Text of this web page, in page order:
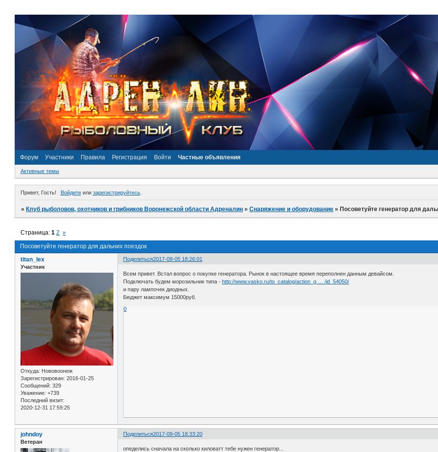
Форум Участники Правила Регистрация Войти Частные объявления
Активные темы
Привет, Гость! Войдитеили зарегистрируйтесь.
» Клуб рыболовов, охотников и грибников Воронежской области Адреналин »Снаряжение и оборудование » Посоветуйте генератор для
Посоветуйте генератор для дальних поездок
Страница:1 2 »
Поделиться2017-09-05 18:26:01
titan_lex
Участник
Откуда: Нововоонеж
Зарегистрирован: 2016-01-25
Сообщений: 329
Уважение: +739
Последний визит:
2020-12-31 17:59:25
Всем привет. Встал вопрос о покупке генератора. Рынок в настоящее время переполнен данным девайсом.
Подключать будем морозильник типа -http://www.vasko.ru/to_catalog/action_g … /id_54050/
и пару лампочек диодных.
Бюджет максимум 15000руб.
0
Поделиться2017-09-05 18:33:20
johndoy
Ветеран
опеделись сначала на сколько киловатт тебе нужен генератор...